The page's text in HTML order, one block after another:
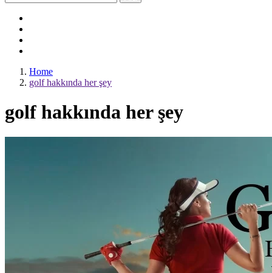
Home
golf hakkında her şey
golf hakkında her şey